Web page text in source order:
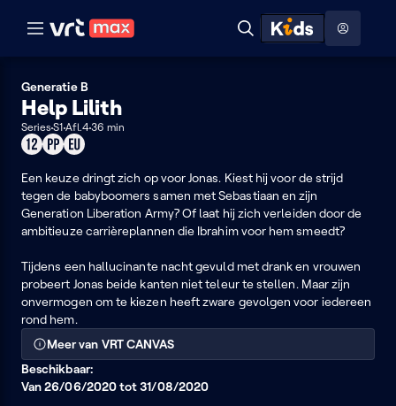
Naar hoofdinhoud Naar audiodescriptie Naar help
Zoeken
ontdekken
Generatie B
Help Lilith
SeriesS1Afl.436 min
Geschikt
12
jaar
of
ouder
Product
Dit
kan
je
enkel
in
EU
bekijken
Een keuze dringt zich op voor Jonas. Kiest hij voor de strijd
tegen de babyboomers samen met Sebastiaan en zijn
Generation Liberation Army? Of laat hij zich verleiden door de
ambitieuze carrièreplannen die Ibrahim voor hem smeedt?
Tijdens een hallucinante nacht gevuld met drank en vrouwen
probeert Jonas beide kanten niet teleur te stellen. Maar zijn
onvermogen om te kiezen heeft zware gevolgen voor iedereen
rond hem.
Meer van VRT CANVAS
Beschikbaar:
Van 26/06/2020 tot 31/08/2020